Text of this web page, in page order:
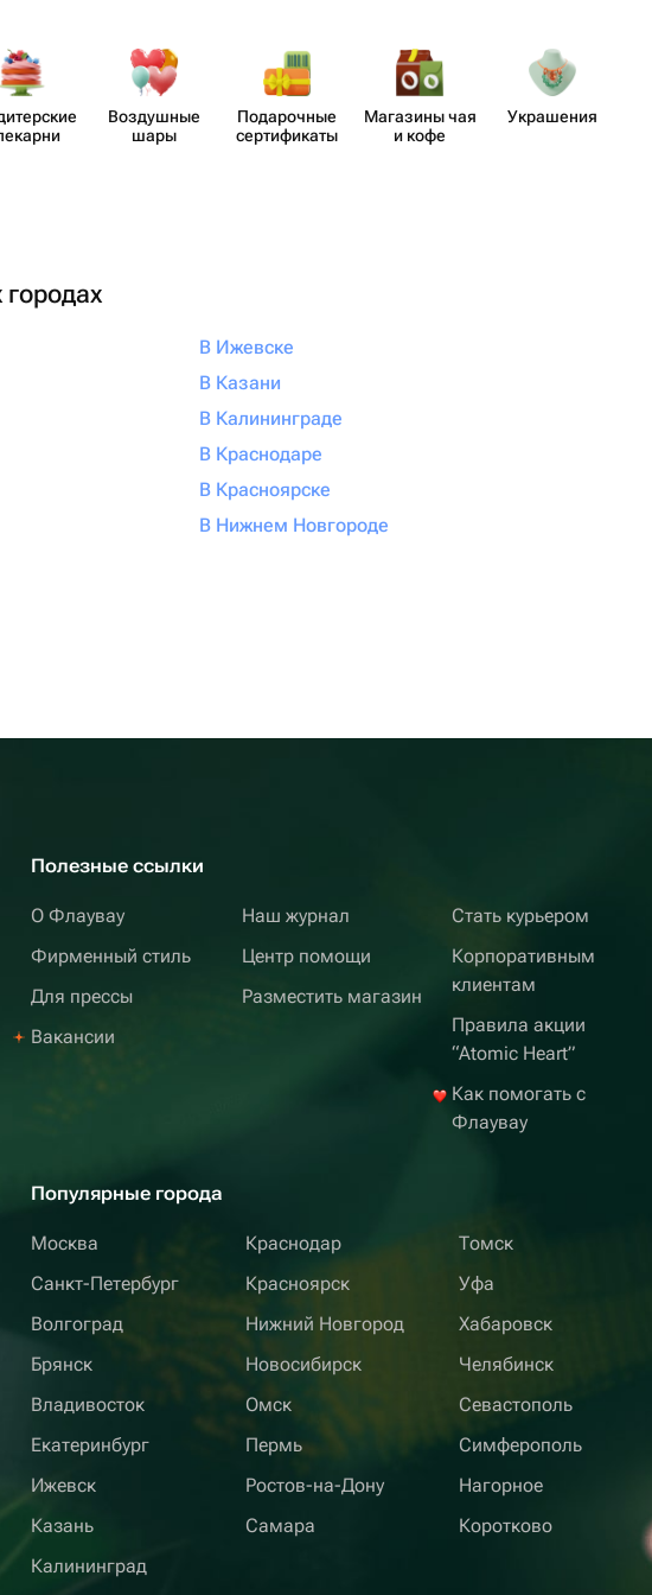
Воздушные
шары
Пода​рочные
серти​фикаты
Магазины чая
и кофе
Украшения
городах
В Ижевске
В Казани
В Калининграде
В Краснодаре
В Красноярске
В Нижнем Новгороде
Полезные ссылки
О Флаувау
Фирменный стиль
Для прессы
Вакансии
Наш журнал
Центр помощи
Разместить магазин
Стать курьером
Корпоративным
клиентам
Правила акции
“Atomic Heart”
Как помогать с
Флаувау
Популярные города
Москва
Санкт-Петербург
Волгоград
Брянск
Владивосток
Екатеринбург
Ижевск
Казань
Калининград
Краснодар
Красноярск
Нижний Новгород
Новосибирск
Омск
Пермь
Ростов-на-Дону
Самара
Томск
Уфа
Хабаровск
Челябинск
Севастополь
Симферополь
Нагорное
Коротково